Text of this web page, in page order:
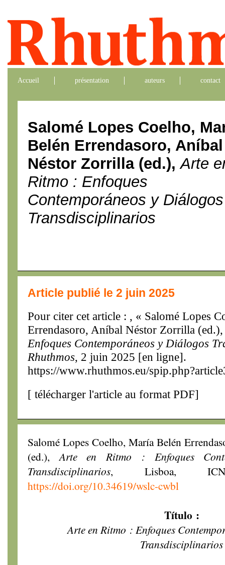
Accueil présentation auteurs contact
Salomé Lopes Coelho,
Belén Errendasoro, Aníbal
Néstor Zorrilla (ed.),Arte
Ritmo : Enfoques
Contemporáneos y Diálogos
Transdisciplinarios
Article publié le 2 juin 2025
Pour citer cet article : , « Salomé Lopes
Errendasoro, Aníbal Néstor Zorrilla
Enfoques Contemporáneos y Diálogos
Rhuthmos, 2 juin 2025 [en ligne].
https://www.rhuthmos.eu/
[ télécharger l'article au format PDF]
Salomé Lopes Coelho, María Belén
(ed.),Arte en Ritmo : Enfoques
Transdisciplinarios, Lisboa,
https://doi.org/10.34619/wslc-cwbl
Título :
Arte en Ritmo : Enfoques
Transdisciplinarios